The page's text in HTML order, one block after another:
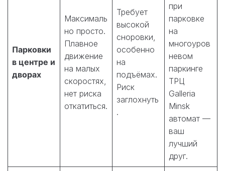
Парковки
в центре и
дворах
Максималь
но просто.
Плавное
движение
на малых
скоростях,
нет риска
откатиться.
Требует
высокой
сноровки,
особенно
на
подъёмах.
Риск
заглохнуть
.
при
парковке
на
многоуров
невом
паркинге
ТРЦ
Galleria
Minsk
автомат —
ваш
лучший
друг.